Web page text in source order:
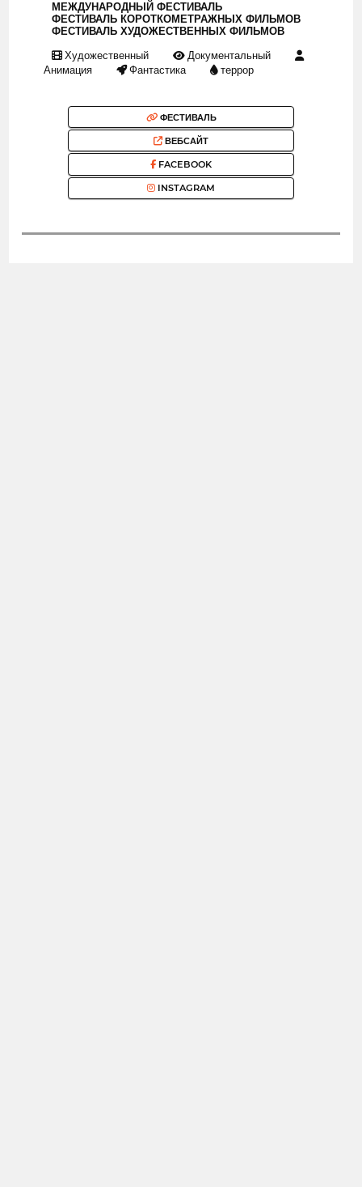
МЕЖДУНАРОДНЫЙ ФЕСТИВАЛЬ
ФЕСТИВАЛЬ КОРОТКОМЕТРАЖНЫХ ФИЛЬМОВ
ФЕСТИВАЛЬ ХУДОЖЕСТВЕННЫХ ФИЛЬМОВ
Художественный
Документальный
Анимация
Фантастика террор
ФЕСТИВАЛЬ
ВЕБСАЙТ
FACEBOOK
INSTAGRAM